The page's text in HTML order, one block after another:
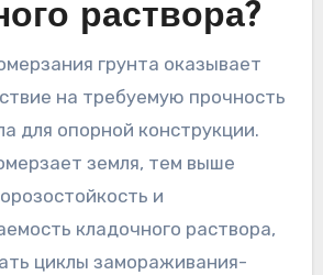
раствора?
грунта оказывает
на требуемую прочность
для опорной конструкции.
земля, тем выше
и
кладочного раствора,
циклы замораживания-